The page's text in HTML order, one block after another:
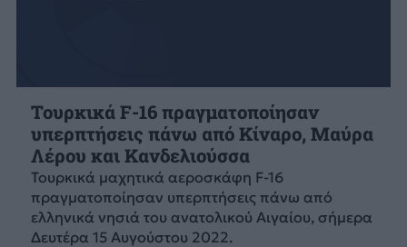
Τουρκικά F-16 πραγματοποίησαν
υπερπτήσεις πάνω από Κίναρο, Μαύρα
Λέρου και Κανδελιούσσα
Τουρκικά μαχητικά αεροσκάφη F-16
πραγματοποίησαν υπερπτήσεις πάνω από
ελληνικά νησιά του ανατολικού Αιγαίου, σήμερα
Δευτέρα 15 Αυγούστου 2022.